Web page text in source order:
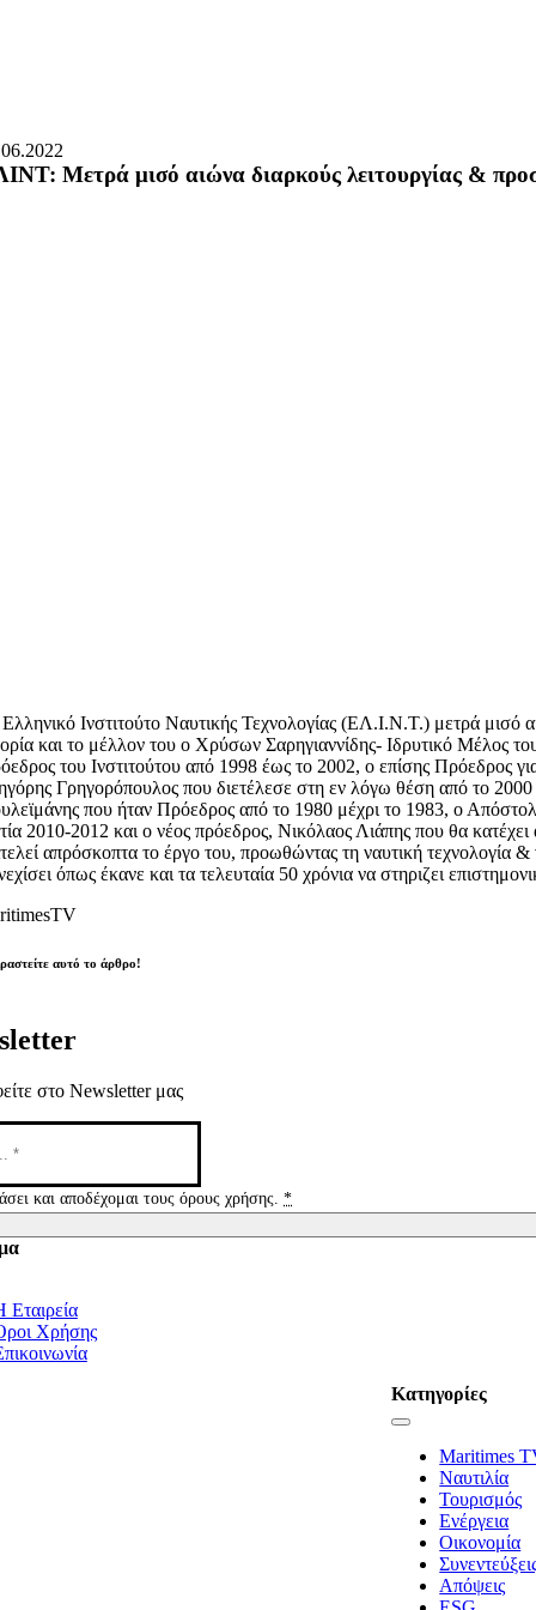
Μετρά μισό αιώνα διαρκούς λειτουργίας &
Ινστιτούτο Ναυτικής Τεχνολογίας (ΕΛ.Ι.Ν.Τ.) μετρά μισό
και το μέλλον του ο Χρύσων Σαρηγιαννίδης- Ιδρυτικό Μέλος
του Ινστιτούτου από 1998 έως το 2002, ο επίσης Πρόεδρος
Γρηγορόπουλος που διετέλεσε στη εν λόγω θέση από το
που ήταν Πρόεδρος από το 1980 μέχρι το 1983, ο
2010-2012 και ο νέος πρόεδρος, Νικόλαος Λιάπης που θα
απρόσκοπτα το έργο του, προωθώντας τη ναυτική τεχνολογία
όπως έκανε και τα τελευταία 50 χρόνια να στηριζει
αυτό το άρθρο!
στο Newsletter μας
και αποδέχομαι τους όρους χρήσης.*
Εταιρεία
Χρήσης
Κατηγορίες
Toggle
NavigationMaritimes
Ναυτιλία
Τουρισμός
Ενέργεια
Οικονομία
Απόψεις